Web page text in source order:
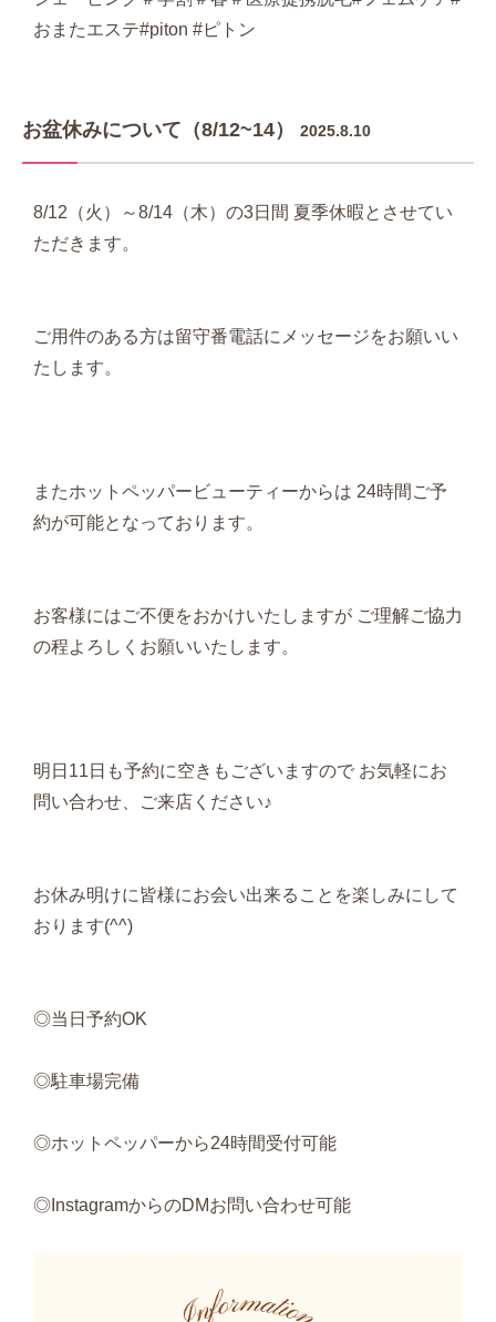
おまたエステ#piton #ピトン
お盆休みについて（8/12~14） 2025.8.10
8/12（火）～8/14（木）の3日間 夏季休暇とさせてい
ただきます。
ご用件のある方は留守番電話にメッセージをお願いい
たします。
またホットペッパービューティーからは 24時間ご予
約が可能となっております。
お客様にはご不便をおかけいたしますが ご理解ご協力
の程よろしくお願いいたします。
明日11日も予約に空きもございますので お気軽にお
問い合わせ、ご来店ください♪
お休み明けに皆様にお会い出来ることを楽しみにして
おります(^^)
◎当日予約OK
◎駐車場完備
◎ホットペッパーから24時間受付可能
◎InstagramからのDMお問い合わせ可能